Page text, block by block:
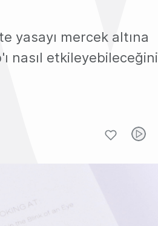
yasayı mercek altına
nasıl etkileyebileceğini